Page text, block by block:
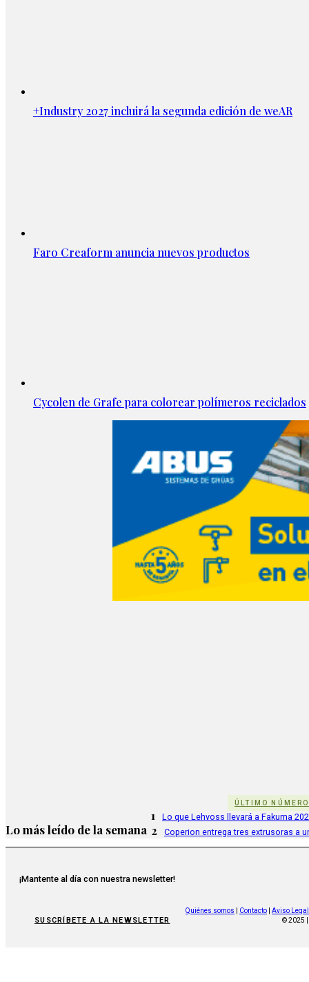
+Industry 2027 incluirá la segunda edición de weAR
Faro Creaform anuncia nuevos productos
Cycolen de Grafe para colorear polímeros reciclados
ÚLTIMO NÚMERO
Lo más leído de la semana
1 Lo que Lehvoss llevará a Fakuma
2 Coperion entrega tres extrusoras a
¡Mantente al día con nuestra newsletter!
SUSCRÍBETE A LA NEWSLETTER
Quiénes somos Contacto
Aviso Legal
© 2025